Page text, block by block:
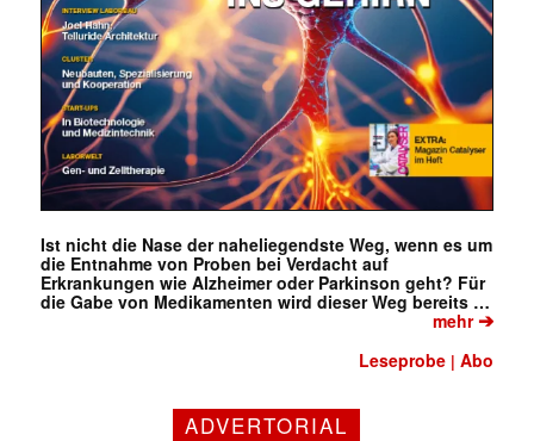
Ist nicht die Nase der naheliegendste Weg, wenn es um
die Entnahme von Proben bei Verdacht auf
Erkrankungen wie Alzheimer oder Parkinson geht? Für
die Gabe von Medikamenten wird dieser Weg bereits …
mehr➔
Leseprobe |Abo
ADVERTORIAL